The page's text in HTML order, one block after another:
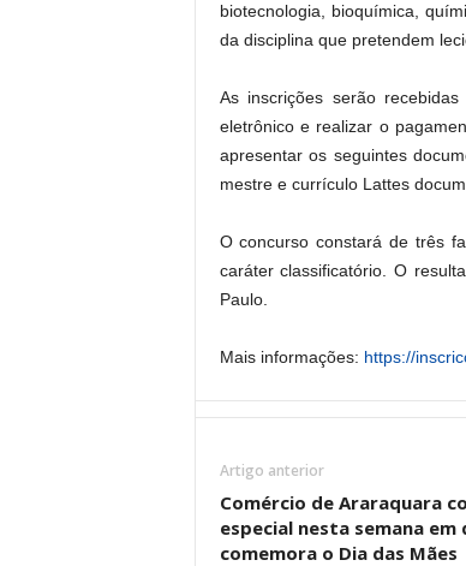
biotecnologia, bioquímica,
da disciplina que pretendem
As inscrições serão recebidas
eletrônico e realizar o
apresentar os seguintes
mestre e currículo Lattes
O concurso constará de três
caráter classificatório. O
Paulo.
Mais informações: https://
Artigo anterior
Comércio de Araraquara
especial nesta semana em
comemora o Dia das Mães